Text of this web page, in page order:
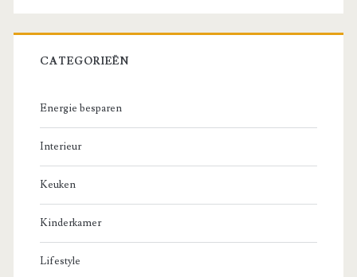
CATEGORIEËN
Energie besparen
Interieur
Keuken
Kinderkamer
Lifestyle